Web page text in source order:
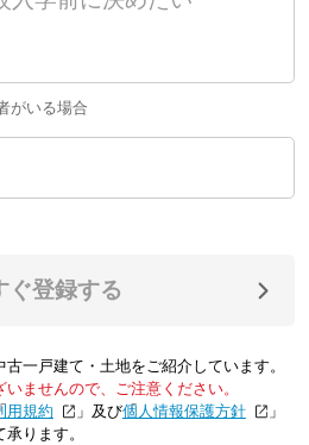
がいる場合
ぐ登録する
一戸建て・土地をご紹介しています。
ませんので、ご注意ください。
用規約 」及び「個人情報保護方針
」
ります。